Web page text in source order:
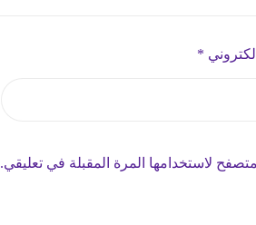
*
لاستخدامها المرة المقبلة في تعليقي.